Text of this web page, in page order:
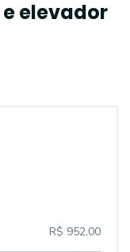
elevador
R$ 952,00